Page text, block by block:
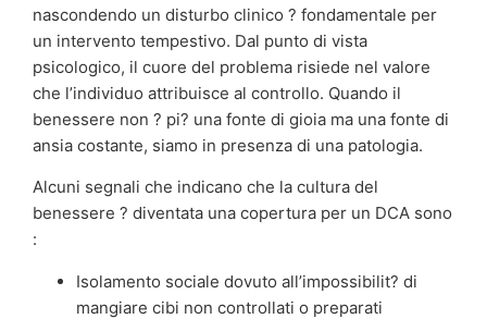
nascondendo un disturbo clinico ? fondamentale per
un intervento tempestivo. Dal punto di vista
psicologico, il cuore del problema risiede nel valore
che l’individuo attribuisce al controllo. Quando il
benessere non ? pi? una fonte di gioia ma una fonte di
ansia costante, siamo in presenza di una patologia.
Alcuni segnali che indicano che la cultura del
benessere ? diventata una copertura per un DCA sono
:
Isolamento sociale dovuto all’impossibilit? di
mangiare cibi non controllati o preparati